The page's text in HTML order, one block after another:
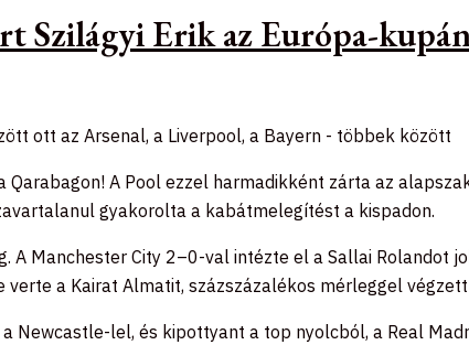
Szilágyi Erik az Európa-
ott az Arsenal, a Liverpool, a Bayern - többek között
A Pool ezzel harmadikként zárta az
gyakorolta a kabátmelegítést a kispadon.
A Manchester City 2–0-val intézte el a Sallai
verte a Kairat Almatit, százszázalékos mérleggel
Newcastle-lel, és kipottyant a top nyolcból, a Real